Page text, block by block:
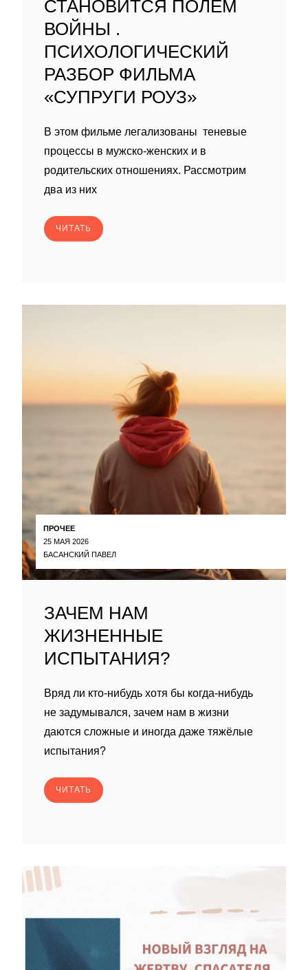
СТАНОВИТСЯ ПОЛЕМ
ВОЙНЫ .
ПСИХОЛОГИЧЕСКИЙ
РАЗБОР ФИЛЬМА
«СУПРУГИ РОУЗ»
В этом фильме легализованы теневые
процессы в мужско-женских и в
родительских отношениях. Рассмотрим
два из них
ЧИТАТЬ
ПРОЧЕЕ
25 МАЯ 2026
БАСАНСКИЙ ПАВЕЛ
ЗАЧЕМ НАМ
ЖИЗНЕННЫЕ
ИСПЫТАНИЯ?
Вряд ли кто-нибудь хотя бы когда-нибудь
не задумывался, зачем нам в жизни
даются сложные и иногда даже тяжёлые
испытания?
ЧИТАТЬ